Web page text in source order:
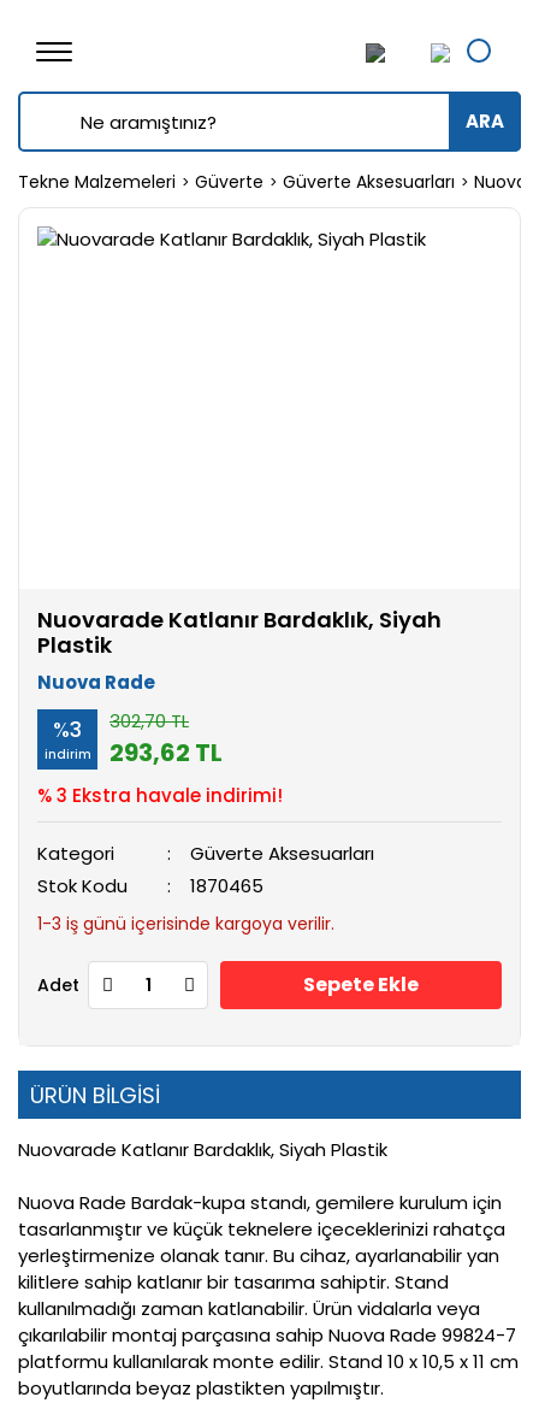
ARA
Tekne Malzemeleri Güverte Güverte Aksesuarları
Nuovarade Katlanır Bardaklık, Siyah
Plastik
Nuova Rade
%3
indirim
302,70 TL
293,62 TL
% 3 Ekstra havale indirimi!
Kategori
Güverte Aksesuarları
Stok Kodu
1870465
1-3 iş günü içerisinde kargoya verilir.
Adet Sepete Ekle
ÜRÜN BİLGİSİ
Nuovarade Katlanır Bardaklık, Siyah Plastik
Nuova Rade Bardak-kupa standı, gemilere kurulum için
tasarlanmıştır ve küçük teknelere içeceklerinizi rahatça
yerleştirmenize olanak tanır. Bu cihaz, ayarlanabilir yan
kilitlere sahip katlanır bir tasarıma sahiptir. Stand
kullanılmadığı zaman katlanabilir. Ürün vidalarla veya
çıkarılabilir montaj parçasına sahip Nuova Rade 99824-7
platformu kullanılarak monte edilir. Stand 10 x 10,5 x 11 cm
boyutlarında beyaz plastikten yapılmıştır.